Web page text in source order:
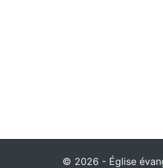
© 2026 - Église